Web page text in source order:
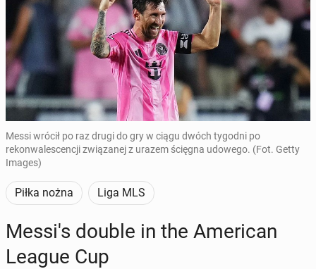
Messi wrócił po raz drugi do gry w ciągu dwóch tygodni po
rekonwalescencji związanej z urazem ścięgna udowego. (Fot. Getty
Images)
Piłka nożna Liga MLS
Messi's double in the Amer­i­can
League Cup